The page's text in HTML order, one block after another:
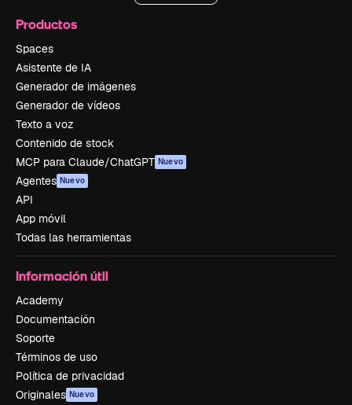
Productos
Spaces
Asistente de IA
Generador de imágenes
Generador de vídeos
Texto a voz
Contenido de stock
MCP para Claude/ChatGPT Nuevo
Agentes Nuevo
API
App móvil
Todas las herramientas
Información útil
Academy
Documentación
Soporte
Términos de uso
Política de privacidad
Originales Nuevo